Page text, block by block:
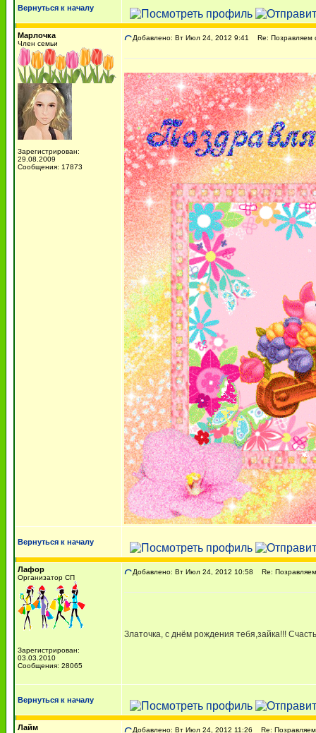
Вернуться к началу
Марлочка
Член семьи
Зарегистрирован:
29.08.2009
Сообщения: 17873
Добавлено: Вт Июл 24, 2012 9:41 Re: Позравляем
Вернуться к началу
Лафор
Организатор СП
Зарегистрирован:
03.03.2010
Сообщения: 28065
Добавлено: Вт Июл 24, 2012 10:58 Re: Позравляем
Златочка, с днём рождения тебя,зайка!!!
Вернуться к началу
Лайм Добавлено: Вт Июл 24, 2012 11:26 Re: Позравляем